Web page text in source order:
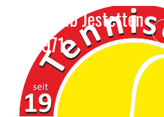
Tennisclub Jestetten
e.V. 1971